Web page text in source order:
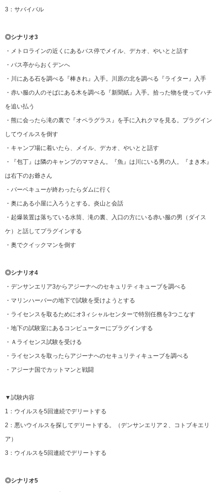
3：サバイバル
◎シナリオ3
・メトロラインの近くにあるバス停でメイル、デカオ、やいとと話す
・バス亭からおくデンへ
・川にある石を調べる『棒きれ』入手。川原の北を調べる『ライター』入手
・赤い服の人のそばにある木を調べる『新聞紙』入手。拾った物を使ってハチ
を追い払う
・熊に会ったら滝の裏で『オペラグラス』を手に入れクマを見る。プラグイン
してウイルスを倒す
・キャンプ場に着いたら、メイル、デカオ、やいとと話す
・『包丁』は隣のキャンプのママさん。『魚』は川にいる男の人。『まき木』
は右下のお爺さん
・バーベキューが終わったらダムに行く
・奥にある小屋に入ろうとする。炎山と会話
・起爆装置は落ちている水筒、滝の裏、入口の方にいる赤い服の男（ダイス
ケ）と話してプラグインする
・奥でクイックマンを倒す
◎シナリオ4
・デンサンエリア3からアジーナへのセキュリティキューブを調べる
・マリンハーバーの地下で試験を受けようとする
・ライセンスを取るためにオ3ィシャルセンターで特別任務を3つこなす
・地下の試験室にあるコンピューターにプラグインする
・Ａライセンス試験を受ける
・ライセンスを取ったらアジーナへのセキュリティキューブを調べる
・アジーナ国でカットマンと戦闘
▼試験内容
1：ウイルスを5回連続でデリートする
2：悪いウイルスを探してデリートする。（デンサンエリア２、コトブキエリ
ア）
3：ウイルスを5回連続でデリートする
◎シナリオ5